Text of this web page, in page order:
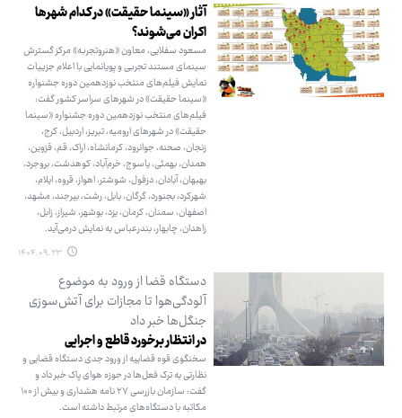
آثار «سینما حقیقت» در کدام شهرها
اکران می‌شوند؟
مسعود سفلایی، معاون «هنروتجربه» مرکز گسترش
سینمای مستند تجربی و پویانمایی با اعلام جزییات
نمایش فیلم‌های منتخب نوزدهمین دوره جشنواره
«سینما حقیقت» در شهرهای سراسر کشور گفت:
فیلم‌های منتخب نوزدهمین دوره جشنواره «سینما
حقیقت» در شهرهای ارومیه، تبریز، اردبیل، کرج،
زنجان، صحنه، جوانرود، کرمانشاه، اراک، قم، قزوین،
همدان، بهمئی، یاسوج، خرم‌آباد، کوهدشت، بروجرد،
بهبهان، آبادان، دزفول، شوشتر، اهواز، قروه، ایلام،
شهرکرد، بجنورد، گرگان، بابل، رشت، بیرجند، مشهد،
اصفهان، سمنان، کرمان، یزد، بوشهر، شیراز، زابل،
زاهدان، چابهار، بندرعباس به نمایش درمی‌آید.
۱۴۰۴.۰۹.۲۳
دستگاه قضا از ورود به موضوع
آلودگی‌هوا تا مجازات برای آتش‌سوزی
جنگل‌ها خبر داد
در انتظار برخورد قاطع و اجرایی
سخنگوی قوه قضاییه از ورود جدی دستگاه قضایی و
نظارتی به ترک فعل‌ها در حوزه هوای پاک خبر داد و
گفت: سازمان بازرسی ۲۷ نامه هشداری و بیش از ۱۰۰
مکاتبه با دستگاه‌های مرتبط داشته است.